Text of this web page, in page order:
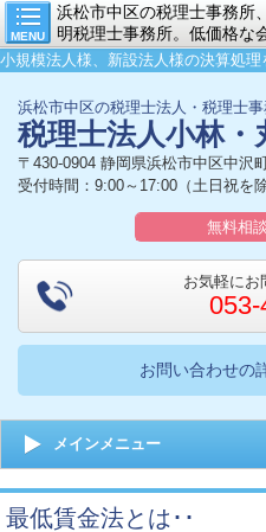
MENU
浜松市中区の税理士事務所
明税理士事務所。低価格な
小規模法人様、新設法人様の決算処
浜松市中区の税理士法人・税理士
税理士法人小林
〒430-0904 静岡県浜松市中区中沢
受付時間：9:00～17:00（土日祝を除
無料相
お気軽にお
053-
お問い合わせの
メインメニュー
最低賃金法とは･･